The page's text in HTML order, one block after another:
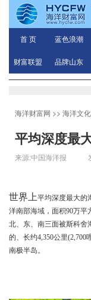
首 页 蓝色浪潮
财富联盟 品牌山东
海洋财富网 >> 海洋文化
平均深度最
来源:中国海洋报 发
世界上平均深度最大的
洋南部海域，面积90万平
北、东、南三面被斯科舍
的、长约4,350公里
南极半岛。